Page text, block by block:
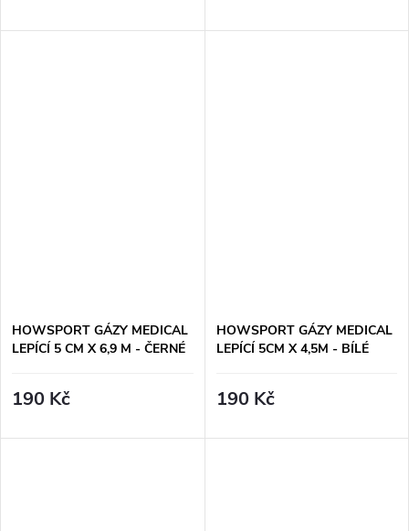
HOWSPORT GÁZY MEDICAL
LEPÍCÍ 5 CM X 6,9 M - ČERNÉ
190 Kč
HOWSPORT GÁZY MEDICAL
LEPÍCÍ 5CM X 4,5M - BÍLÉ
190 Kč